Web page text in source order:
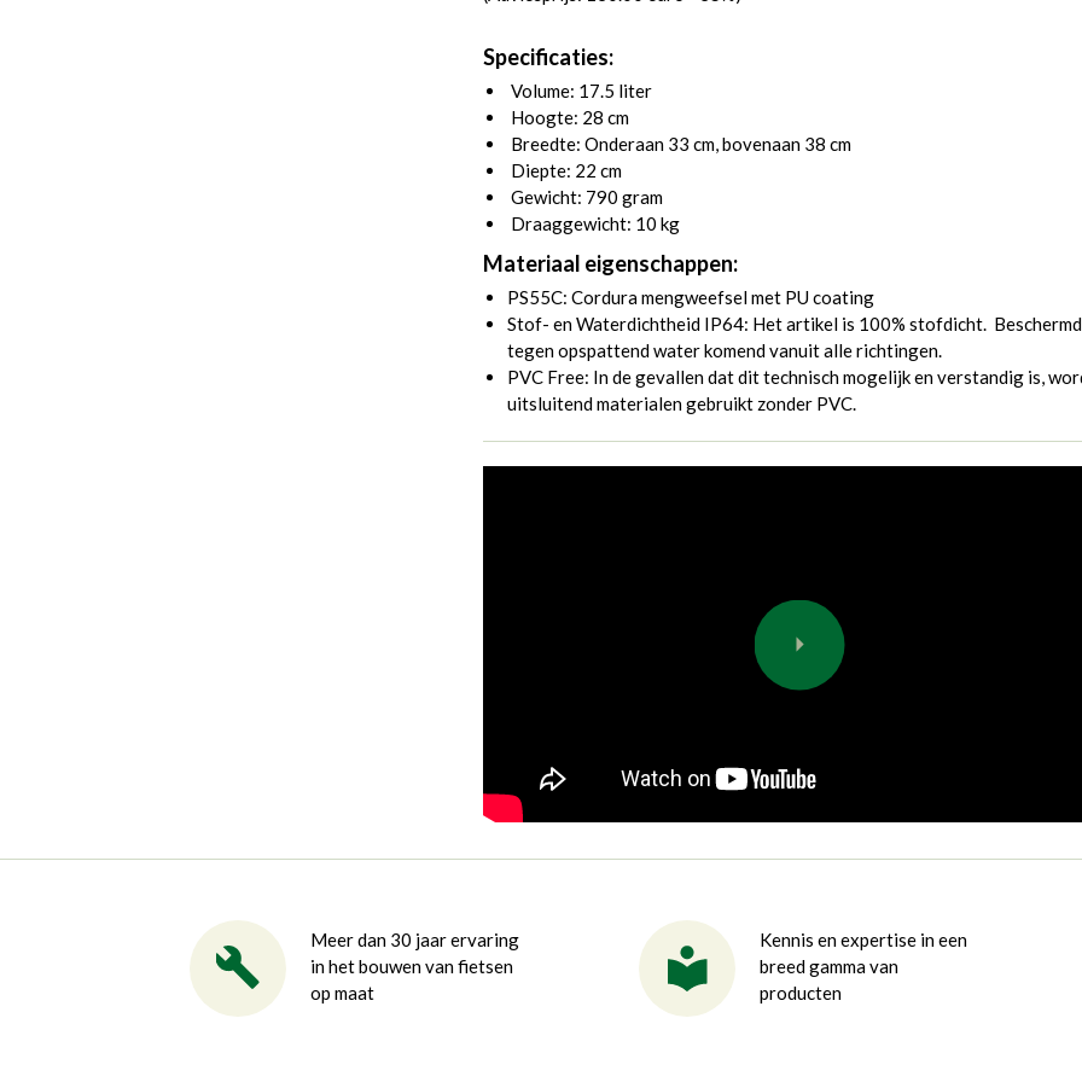
Specificaties:
Volume: 17.5 liter
Hoogte: 28 cm
Breedte: Onderaan 33 cm, bovenaan 38 cm
Diepte: 22 cm
Gewicht: 790 gram
Draaggewicht: 10 kg
Materiaal eigenschappen:
PS55C: Cordura mengweefsel met PU coating
Stof- en Waterdichtheid IP64: Het artikel is 100% stofdicht. Beschermd
tegen opspattend water komend vanuit alle richtingen.
PVC Free: In de gevallen dat dit technisch mogelijk en verstandig is,
uitsluitend materialen gebruikt zonder PVC.
Meer dan 30 jaar ervaring
in het bouwen van fietsen
op maat
Kennis en expertise in een
breed gamma van
producten